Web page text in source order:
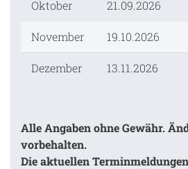
Oktober 21.09.2026
November 19.10.2026
Dezember 13.11.2026
Alle Angaben ohne Gewähr.
vorbehalten.
Die aktuellen